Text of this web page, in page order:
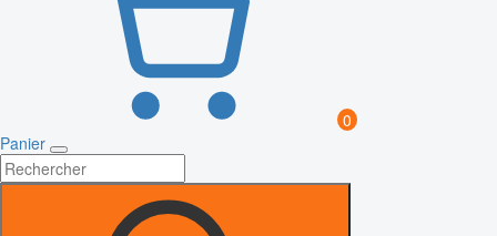
0
Panier